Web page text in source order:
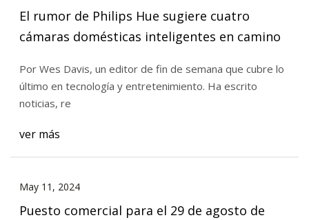
El rumor de Philips Hue sugiere cuatro
cámaras domésticas inteligentes en camino
Por Wes Davis, un editor de fin de semana que cubre lo
último en tecnología y entretenimiento. Ha escrito
noticias, re
ver más
May 11, 2024
Puesto comercial para el 29 de agosto de